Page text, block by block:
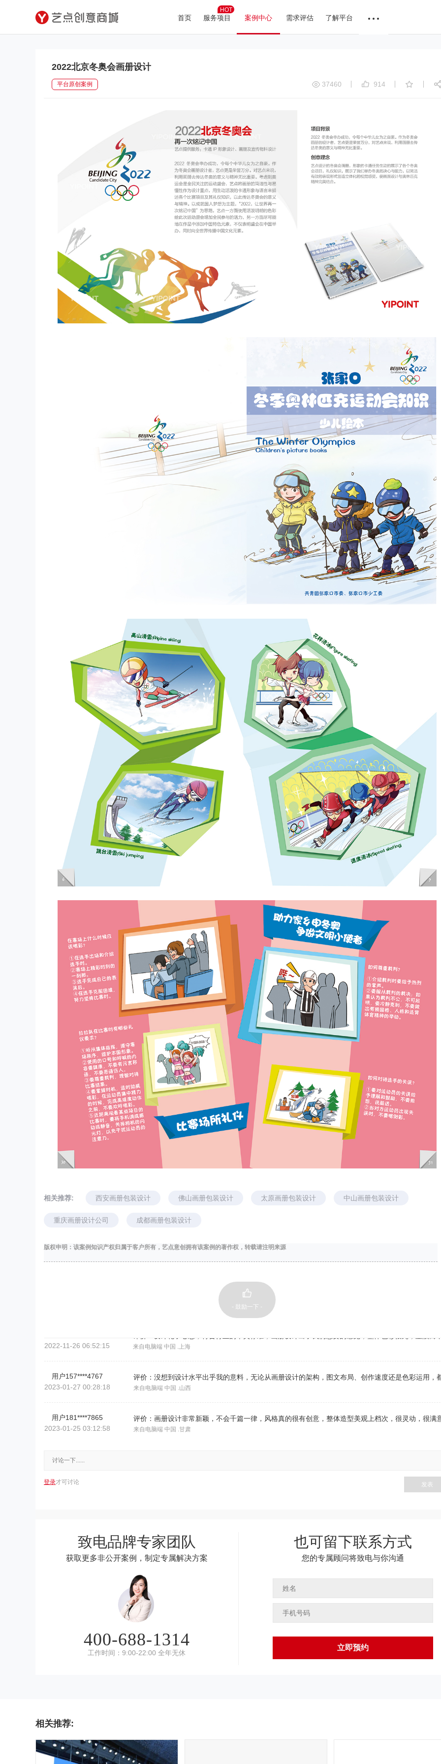
首页 服务项目
HOT
案例中心 需求评估 了解平台
2022北京冬奥会画册设计
平台原创案例 37460 914
相关推荐: 西安画册包装设计 佛山画册包装设计 太原画册包装设计 中山画册包装设计
重庆画册设计公司 成都画册包装设计
版权申明：该案例知识产权归属于客户所有，艺点意创拥有该案例的著作权，转载请注明来源
- 鼓励一下 -
用户181****7865
2023-01-25 03:12:58
评价：画册设计非常新颖，不会千篇一律，风格真的很有创意，整体造型美观上档次，很灵动，很满意
来自电脑端 中国 .甘肃
用户149****9241
2022-11-14 02:31:02
来自手机端 中国 .广西
评价：画册设计师很给力，沟通顺畅，考虑的很周全，客服服务态度很好，很不错的一次合作,水平很
2023-01-27 00:28:18
来自电脑端 中国 .山西
2023-01-25 03:12:58
来自电脑端 中国 .甘肃
2023-04-23 03:57:43
2023-02-14 00:54:18
来自手机端 中国 .河北
来自电脑端 中国 .上海
来自电脑端 中国 .山西
发表
登录才可讨论
致电品牌专家团队
获取更多非公开案例，制定专属解决方案
400-688-1314
工作时间：9:00-22:00 全年无休
也可留下联系方式
您的专属顾问将致电与你沟通
立即预约
相关推荐: